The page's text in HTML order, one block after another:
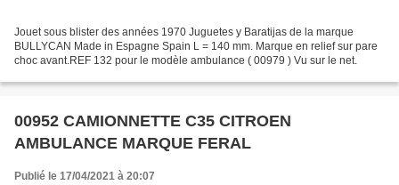
Jouet sous blister des années 1970 Juguetes y Baratijas de la marque
BULLYCAN Made in Espagne Spain L = 140 mm. Marque en relief sur pare
choc avant.REF 132 pour le modèle ambulance ( 00979 ) Vu sur le net.
00952 CAMIONNETTE C35 CITROEN
AMBULANCE MARQUE FERAL
Publié le 17/04/2021 à 20:07